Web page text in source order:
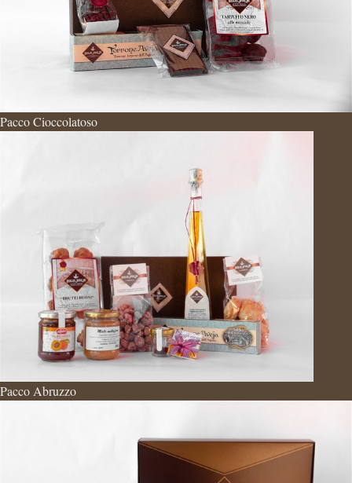
Pacco Cioccolatoso
Pacco Abruzzo